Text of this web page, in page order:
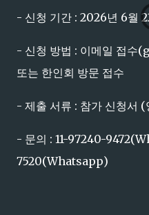
- 신청 기간 : 2026년 6월
- 신청 방법 : 이메일 접
또는 한인회 방문 접수
- 제출 서류 : 참가 신청서
- 문의 : 11-97240-
7520(Whatsapp)